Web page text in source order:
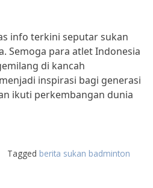
info terkini seputar sukan
Semoga para atlet Indonesia
di kancah
inspirasi bagi generasi
ikuti perkembangan dunia
Tagged berita sukan badminton